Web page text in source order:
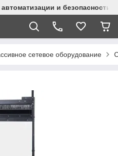
и безопасности
сетевое оборудование